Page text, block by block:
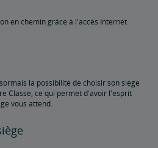
en chemin grâce à l'accès Internet
la possibilité de choisir son siège
Classe, ce qui permet d'avoir l'esprit
vous attend.